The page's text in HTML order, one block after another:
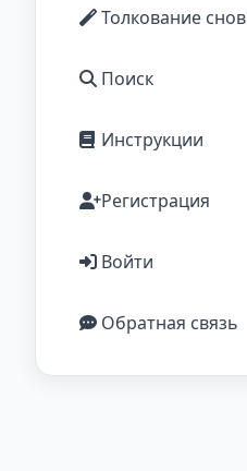
Толкование снов
Поиск
Инструкции
Регистрация
Войти
Обратная связь